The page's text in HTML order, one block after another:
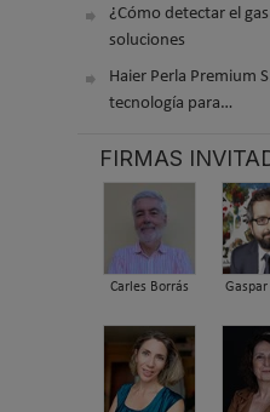
¿Cómo detectar el
soluciones
Haier Perla Premium
tecnología para…
FIRMAS
Carles Borrás